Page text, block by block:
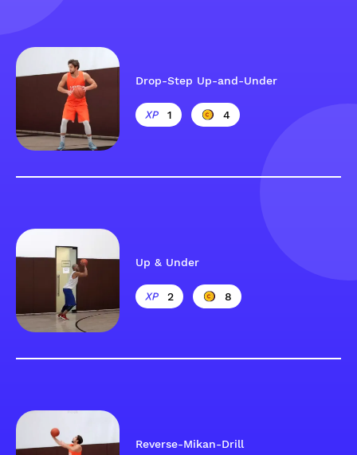
Drop-Step Up-and-Under
1 4
Up & Under
2 8
Reverse-Mikan-Drill